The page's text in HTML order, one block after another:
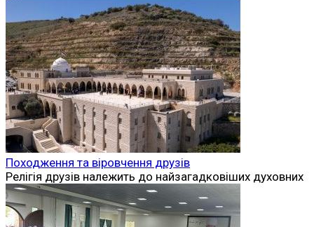
Походження та віровчення друзів
Релігія друзів належить до найзагадковіших духовних